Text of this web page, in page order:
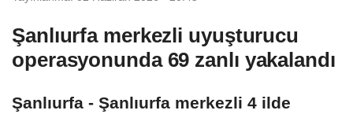
Şanlıurfa merkezli uyuşturucu
operasyonunda 69 zanlı yakalandı
Şanlıurfa - Şanlıurfa merkezli 4 ilde